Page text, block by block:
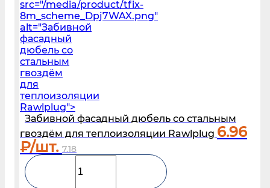
src="/media/product/tfix-
8m_scheme_Dpj7WAX.png"
alt="Забивной
фасадный
дюбель со
стальным
гвоздём
для
теплоизоляции
Rawlplug">
Забивной фасадный дюбель со стальным
гвоздём для теплоизоляции Rawlplug 6.96
₽/шт. 7.18